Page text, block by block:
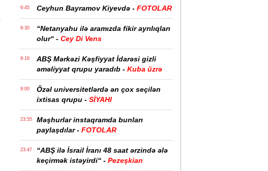
9:45 Ceyhun Bayramov Kiyevdə - FOTOLAR
9:30
“Netanyahu ilə aramızda fikir ayrılıqları
olur“ - Cey Di Vens
9:16
ABŞ Mərkəzi Kəşfiyyat İdarəsi gizli
əməliyyat qrupu yaradıb - Kuba üzrə
9:00
Özəl universitetlərdə ən çox seçilən
ixtisas qrupu - SİYAHI
23:55
Məşhurlar instaqramda bunları
paylaşdılar - FOTOLAR
23:47
“ABŞ ilə İsrail İranı 48 saat ərzində ələ
keçirmək istəyirdi“ - Pezeşkian